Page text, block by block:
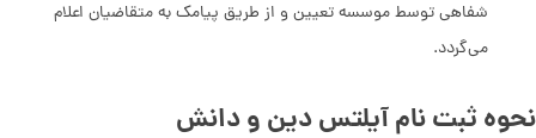
شفاهی توسط موسسه تعیین و از طریق پیامک به متقاضیان اعلام
می‌گردد.
نحوه ثبت نام آیلتس دین و دانش